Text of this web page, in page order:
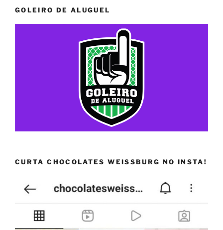
GOLEIRO DE ALUGUEL
CURTA CHOCOLATES WEISSBURG NO INSTA!